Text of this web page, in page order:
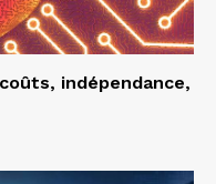
indépendance,